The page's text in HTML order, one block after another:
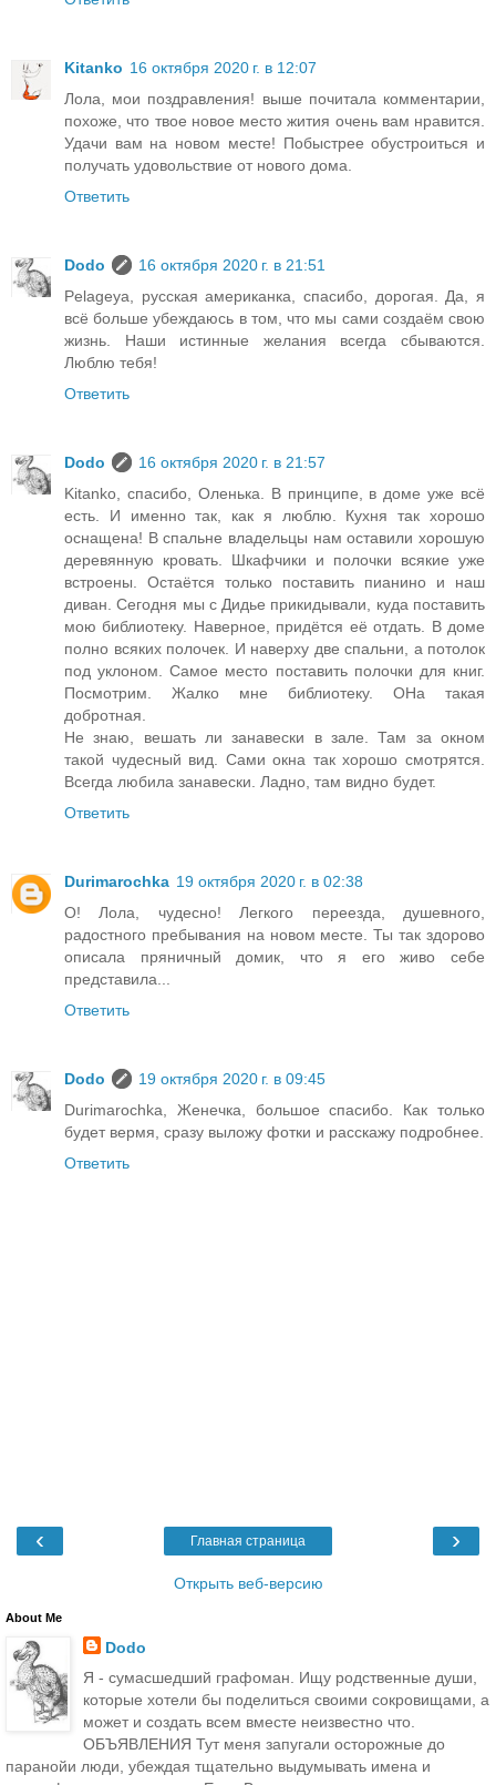
Kitanko 16 октября 2020 г. в 12:07
Лола, мои поздравления! выше почитала комментарии,
похоже, что твое новое место жития очень вам нравится.
Удачи вам на новом месте! Побыстрее обустроиться и
получать удовольствие от нового дома.
Ответить
Dodo
16 октября 2020 г. в 21:51
Pelageya, русская американка, спасибо, дорогая. Да, я
всё больше убеждаюсь в том, что мы сами создаём свою
жизнь. Наши истинные желания всегда сбываются.
Люблю тебя!
Ответить
Dodo
16 октября 2020 г. в 21:57
Kitanko, спасибо, Оленька. В принципе, в доме уже всё
есть. И именно так, как я люблю. Кухня так хорошо
оснащена! В спальне владельцы нам оставили хорошую
деревянную кровать. Шкафчики и полочки всякие уже
встроены. Остаётся только поставить пианино и наш
диван. Сегодня мы с Дидье прикидывали, куда поставить
мою библиотеку. Наверное, придётся её отдать. В доме
полно всяких полочек. И наверху две спальни, а потолок
под уклоном. Самое место поставить полочки для книг.
Посмотрим. Жалко мне библиотеку. ОНа такая
добротная.
Не знаю, вешать ли занавески в зале. Там за окном
такой чудесный вид. Сами окна так хорошо смотрятся.
Всегда любила занавески. Ладно, там видно будет.
Ответить
Durimarochka 19 октября 2020 г. в 02:38
О! Лола, чудесно! Легкого переезда, душевного,
радостного пребывания на новом месте. Ты так здорово
описала пряничный домик, что я его живо себе
представила...
Ответить
Dodo
19 октября 2020 г. в 09:45
Durimarochka, Женечка, большое спасибо. Как только
будет вермя, сразу выложу фотки и расскажу подробнее.
Ответить
‹ ›
Главная страница
Открыть веб-версию
About Me
Dodo
Я - сумасшедший графоман. Ищу родственные души,
которые хотели бы поделиться своими сокровищами, а
может и создать всем вместе неизвестно что.
ОБЪЯВЛЕНИЯ Тут меня запугали осторожные до
паранойи люди, убеждая тщательно выдумывать имена и